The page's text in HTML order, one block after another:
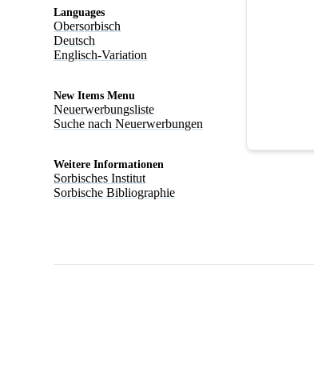
Languages
Obersorbisch
Deutsch
Englisch-Variation
New Items Menu
Neuerwerbungsliste
Suche nach Neuerwerbungen
Weitere Informationen
Sorbisches Institut
Sorbische Bibliographie